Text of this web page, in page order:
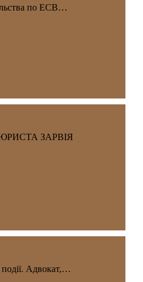
по ЕСВ…
ЗАРВІЯ
Адвокат,…